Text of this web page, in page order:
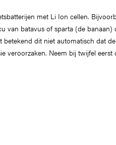
met Li Ion cellen.
van batavus of sparta (de
betekend dit niet automatisch dat
veroorzaken. Neem bij twijfel